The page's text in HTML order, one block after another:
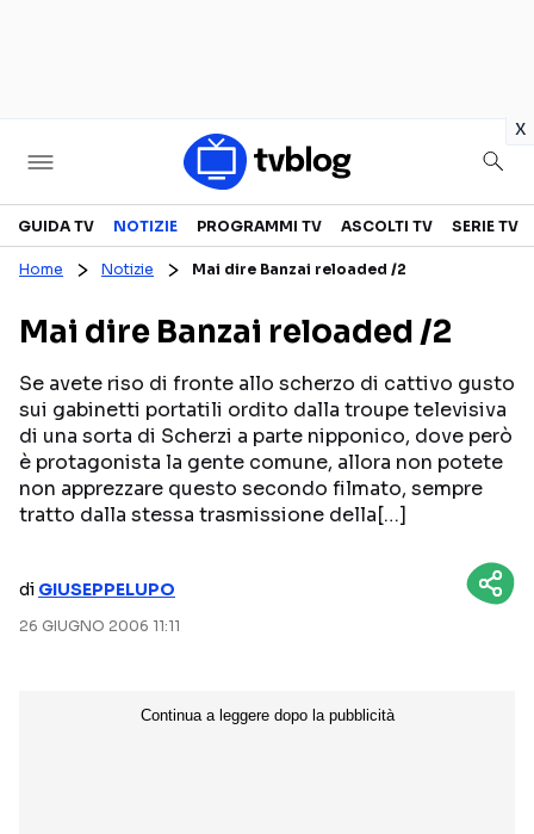
x
Televisione
CANALI TV
PROGRAMMI TV
PERSONAGGI TV
SERIE TV
REALITY SHOW
FICTION
Streaming
AMAZON PRIME VIDEO
GUIDA TV NOTIZIE PROGRAMMI TV ASCOLTI TV SERIE TV
Home Notizie Mai dire Banzai reloaded /2
Mai dire Banzai reloaded /2
Se avete riso di fronte allo scherzo di cattivo gusto
sui gabinetti portatili ordito dalla troupe televisiva
di una sorta di Scherzi a parte nipponico, dove però
è protagonista la gente comune, allora non potete
non apprezzare questo secondo filmato, sempre
tratto dalla stessa trasmissione della[…]
di GIUSEPPELUPO
26 GIUGNO 2006 11:11